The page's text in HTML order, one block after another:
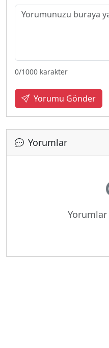
0/1000 karakter
Yorumu Gönder
Yorumlar